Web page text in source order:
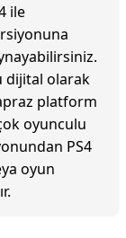
ile
dijital olarak
platform
oyunculu
PS4
oyun